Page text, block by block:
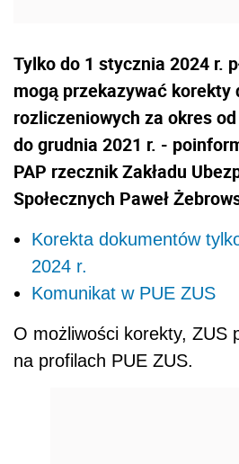
Tylko do 1 stycznia 2024 r.
mogą przekazywać korekty
rozliczeniowych za okres
do grudnia 2021 r. -
PAP rzecznik Zakładu
Społecznych Paweł
Korekta dokumentów
2024 r.
Komunikat w PUE ZUS
O możliwości korekty, ZUS
na profilach PUE ZUS.